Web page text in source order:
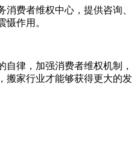
费者维权中心，提供咨询、
作用。
律，加强消费者维权机制，
搬家行业才能够获得更大的发